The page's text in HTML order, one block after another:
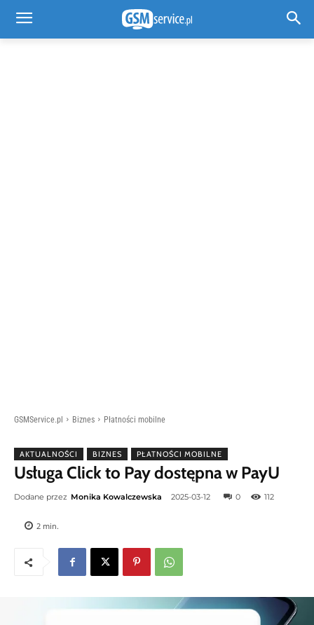
GSMService.pl Biznes Płatności mobilne
AKTUALNOŚCI BIZNES PŁATNOŚCI MOBILNE
Usługa Click to Pay dostępna w PayU
Dodane przez Monika Kowalczewska 2025-03-12 0 112
2 min.